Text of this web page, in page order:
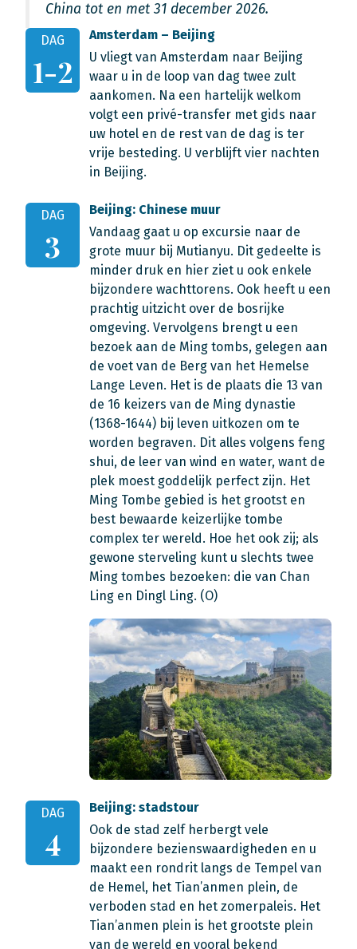
China tot en met 31 december 2026.
DAG
1-2
Amsterdam – Beijing
U vliegt van Amsterdam naar Beijing
waar u in de loop van dag twee zult
aankomen. Na een hartelijk welkom
volgt een privé-transfer met gids naar
uw hotel en de rest van de dag is ter
vrije besteding. U verblijft vier nachten
in Beijing.
DAG
3
Beijing: Chinese muur
Vandaag gaat u op excursie naar de
grote muur bij Mutianyu. Dit gedeelte is
minder druk en hier ziet u ook enkele
bijzondere wachttorens. Ook heeft u een
prachtig uitzicht over de bosrijke
omgeving. Vervolgens brengt u een
bezoek aan de Ming tombs, gelegen aan
de voet van de Berg van het Hemelse
Lange Leven. Het is de plaats die 13 van
de 16 keizers van de Ming dynastie
(1368-1644) bij leven uitkozen om te
worden begraven. Dit alles volgens feng
shui, de leer van wind en water, want de
plek moest goddelijk perfect zijn. Het
Ming Tombe gebied is het grootst en
best bewaarde keizerlijke tombe
complex ter wereld. Hoe het ook zij; als
gewone sterveling kunt u slechts twee
Ming tombes bezoeken: die van Chan
Ling en Dingl Ling. (O)
DAG
4
Beijing: stadstour
Ook de stad zelf herbergt vele
bijzondere bezienswaardigheden en u
maakt een rondrit langs de Tempel van
de Hemel, het Tian’anmen plein, de
verboden stad en het zomerpaleis. Het
Tian’anmen plein is het grootste plein
van de wereld en vooral bekend